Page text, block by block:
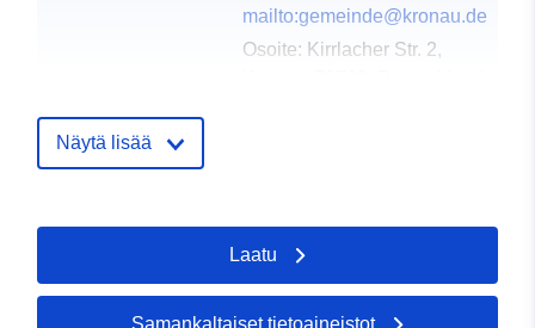
mailto:gemeinde@kronau.de
Osoite: Kirrlacher Str. 2,
koskeva rekisteri:
February 2026
Päivitetty data.europa.eu:
August 2026
Näytä lisää
Laatu